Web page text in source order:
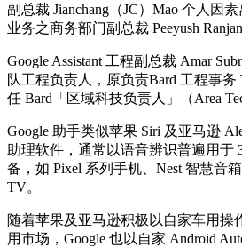
副总裁 Jianchang（JC）Mao 个人因
业务之商务部门副总裁 Peeyush Ranjan
Google Assistant 工程副总裁 Amar
队工程负责人，原负责Bard 工程事务
任 Bard「区域科技负责人」（Area
Google 助手类似苹果 Siri 及亚马逊
助理软件，通常以语音辨识普遍用于
备，如 Pixel 系列手机、Nest 智慧音
TV。
随着苹果及亚马逊积极以自家车用操
用市场，Google 也以自家 Android